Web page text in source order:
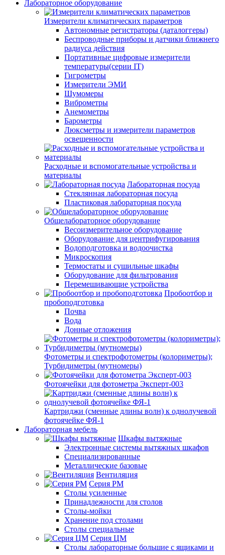
Лабораторное оборудование
Измерители климатических параметров
Автономные регистраторы (даталоггеры)
Беспроводные приборы и датчики ближнего
радиуса действия
Портативные цифровые измерители
температуры(серии IT)
Гигрометры
Измерители ЭМИ
Шумомеры
Виброметры
Анемометры
Барометры
Люксметры и измерители параметров
освещенности
Расходные и вспомогательные устройства и
материалы
Лабораторная посуда
Стеклянная лабораторная посуда
Пластиковая лабораторная посуда
Общелабораторное оборудование
Весоизмерительное оборудование
Оборудование для центрифугирования
Водоподготовка и водоочистка
Микроскопия
Термостаты и сушильные шкафы
Оборудование для фильтрования
Перемешивающие устройства
Пробоотбор и
пробоподготовка
Почва
Вода
Донные отложения
Фотометры и спектрофотометры (колориметры);
Турбидиметры (мутномеры)
Фотоячейки для фотометра Эксперт-003
Картриджи (сменные длины волн) к однолучевой
фотоячейке ФЯ-1
Лабораторная мебель
Шкафы вытяжные
Электронные системы вытяжных шкафов
Специализированные
Металлические базовые
Вентиляция
Серия РМ
Столы усиленные
Принадлежности для столов
Столы-мойки
Хранение под столами
Столы специальные
Серия ЦМ
Столы лабораторные большие с ящиками и